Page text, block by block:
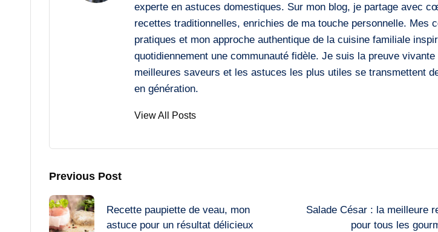
experte en astuces domestiques. Sur mon blog, je partage avec
recettes traditionnelles, enrichies de ma touche personnelle. Mes
pratiques et mon approche authentique de la cuisine familiale
quotidiennement une communauté fidèle. Je suis la preuve vivante
meilleures saveurs et les astuces les plus utiles se transmettent
en génération.
View All Posts
Post
navigation
Previous Post
Recette paupiette de veau, mon
astuce pour un résultat délicieux
Salade César : la meilleure
pour tous les